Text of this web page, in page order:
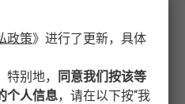
政策》 进行了更新，具体
别地，
同意我们按该等
个人信息，请在以下按“我